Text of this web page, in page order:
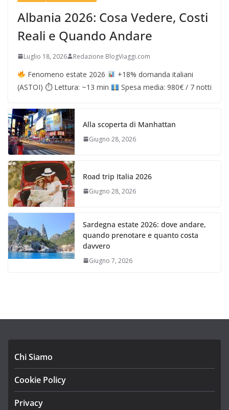
Albania 2026: Cosa Vedere, Costi
Reali e Quando Andare
Luglio 18, 2026 Redazione BlogViaggi.com
Fenomeno estate 2026
+18% domanda italiani
(ASTOI) ⏱ Lettura: ~13 min
Spesa media: 980€ / 7 notti
Alla scoperta di Manhattan
Giugno 28, 2026
Road trip Italia 2026
Giugno 28, 2026
Sardegna estate 2026: dove andare,
quando prenotare e quanto costa
davvero
Giugno 7, 2026
Chi Siamo
Cookie Policy
Privacy